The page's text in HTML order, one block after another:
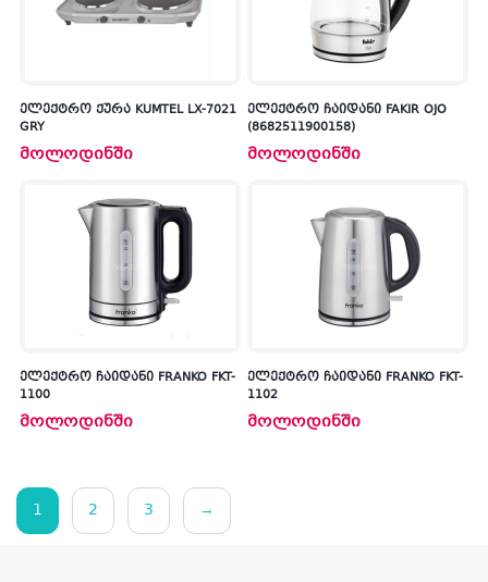
ელექტრო ქურა KUMTEL LX-7021
GRY
მოლოდინში
ელექტრო ჩაიდანი FAKIR OJO
(8682511900158)
მოლოდინში
ელექტრო ჩაიდანი FRANKO FKT-
1100
მოლოდინში
ელექტრო ჩაიდანი FRANKO FKT-
1102
მოლოდინში
1 2 3 →